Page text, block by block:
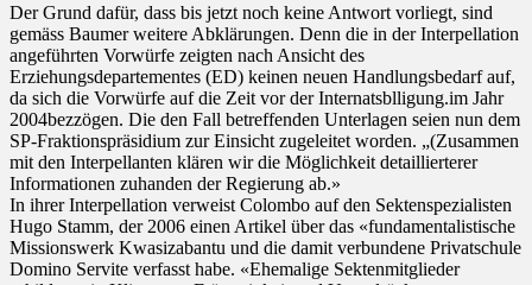
Der Grund dafür, dass bis jetzt noch keine Antwort vorliegt, sind
gemäss Baumer weitere Abklärungen. Denn die in der Interpellation
angeführten Vorwürfe zeigten nach Ansicht des
Erziehungsdepartementes (ED) keinen neuen Handlungsbedarf auf,
da sich die Vorwürfe auf die Zeit vor der Internatsblligung.im Jahr
2004bezzögen. Die den Fall betreffenden Unterlagen seien nun dem
SP-Fraktionspräsidium zur Einsicht zugeleitet worden. „(Zusammen
mit den Interpellanten klären wir die Möglichkeit detaillierterer
Informationen zuhanden der Regierung ab.»
In ihrer Interpellation verweist Colombo auf den Sektenspezialisten
Hugo Stamm, der 2006 einen Artikel über das «fundamentalistische
Missionswerk Kwasizabantu und die damit verbundene Privatschule
Domino Servite verfasst habe. «Ehemalige Sektenmitglieder